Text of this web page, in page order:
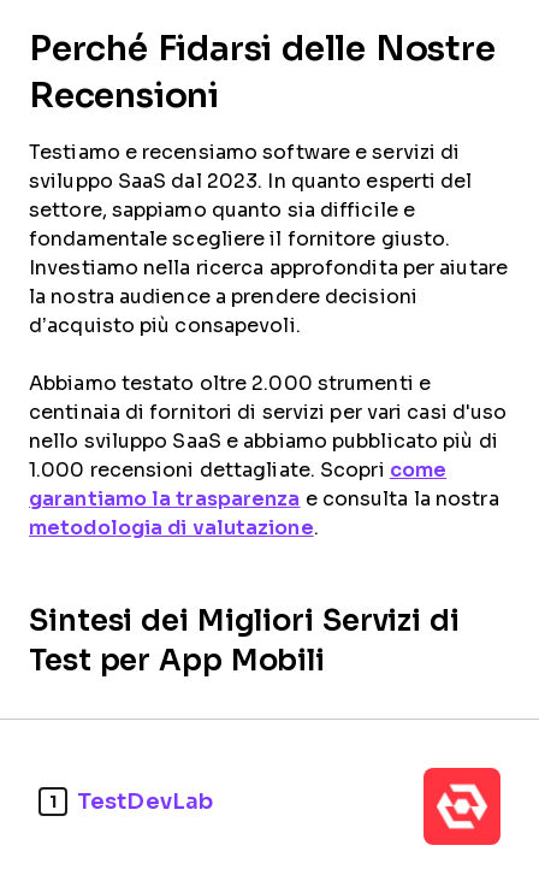
Perché Fidarsi delle Nostre
Recensioni
Testiamo e recensiamo software e servizi di
sviluppo SaaS dal 2023. In quanto esperti del
settore, sappiamo quanto sia difficile e
fondamentale scegliere il fornitore giusto.
Investiamo nella ricerca approfondita per aiutare
la nostra audience a prendere decisioni
d’acquisto più consapevoli.
Abbiamo testato oltre 2.000 strumenti e
centinaia di fornitori di servizi per vari casi d'uso
nello sviluppo SaaS e abbiamo pubblicato più di
1.000 recensioni dettagliate. Scopri come
garantiamo la trasparenza e consulta la nostra
metodologia di valutazione.
Sintesi dei Migliori Servizi di
Test per App Mobili
1 TestDevLab